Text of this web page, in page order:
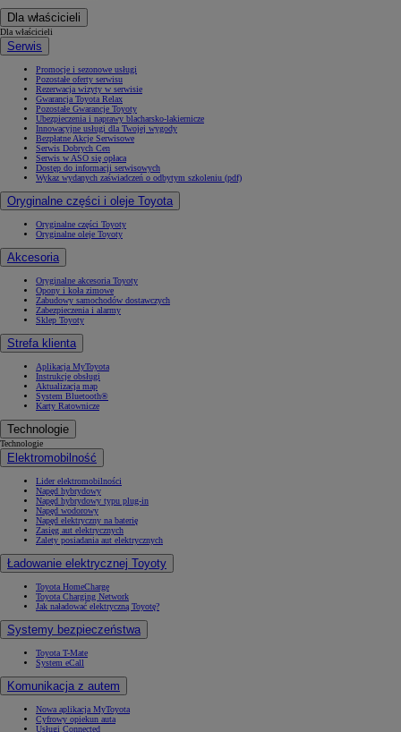
Dla właścicieli
Dla właścicieli
Serwis
Promocje i sezonowe usługi
Pozostałe oferty serwisu
Rezerwacja wizyty w serwisie
Gwarancja Toyota Relax
Pozostałe Gwarancje Toyoty
Ubezpieczenia i naprawy blacharsko-lakiernicze
Innowacyjne usługi dla Twojej wygody
Bezpłatne Akcje Serwisowe
Serwis Dobrych Cen
Serwis w ASO się opłaca
Dostęp do informacji serwisowych
Wykaz wydanych zaświadczeń o odbytym szkoleniu (pdf)
Oryginalne części i oleje Toyota
Oryginalne części Toyoty
Oryginalne oleje Toyoty
Akcesoria
Oryginalne akcesoria Toyoty
Opony i koła zimowe
Zabudowy samochodów dostawczych
Zabezpieczenia i alarmy
Sklep Toyoty
Strefa klienta
Aplikacja MyToyota
Instrukcje obsługi
Aktualizacja map
System Bluetooth®
Karty Ratownicze
Technologie
Technologie
Elektromobilność
Lider elektromobilności
Napęd hybrydowy
Napęd hybrydowy typu plug-in
Napęd wodorowy
Napęd elektryczny na baterię
Zasięg aut elektrycznych
Zalety posiadania aut elektrycznych
Ładowanie elektrycznej Toyoty
Toyota HomeCharge
Toyota Charging Network
Jak naładować elektryczną Toyotę?
Systemy bezpieczeństwa
Toyota T-Mate
System eCall
Komunikacja z autem
Nowa aplikacja MyToyota
Cyfrowy opiekun auta
Usługi Connected